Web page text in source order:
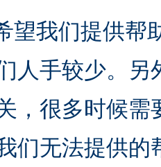
望我们提供帮
人手较少。
，很多时候
们无法提供